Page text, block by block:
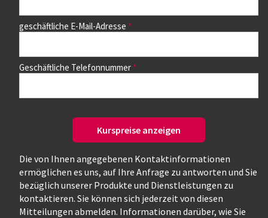
geschäftliche E-Mail-Adresse
Geschäftliche Telefonnummer
Kurspreise anzeigen
Die von Ihnen angegebenen Kontaktinformationen
ermöglichen es uns, auf Ihre Anfrage zu antworten und Sie
bezüglich unserer Produkte und Dienstleistungen zu
kontaktieren. Sie können sich jederzeit von diesen
Mitteilungen abmelden. Informationen darüber, wie Sie
Nur verfügbare Kurse